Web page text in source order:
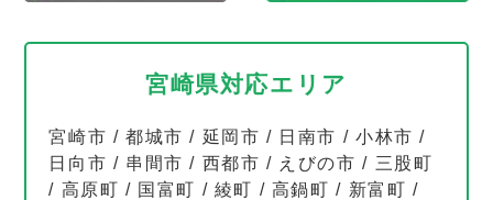
宮崎県対応エリア
宮崎市 /都城市 / 延岡市 / 日南市 / 小林市 /
日向市 / 串間市 / 西都市 / えびの市 / 三股町
/ 高原町 / 国富町 / 綾町 / 高鍋町 / 新富町 /